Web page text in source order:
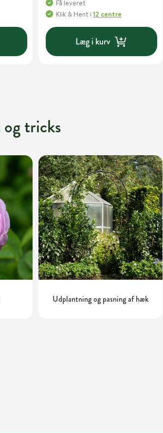
Få leveret
Klik & Hent i12 centre
Læg i kurv
tricks
Udplantning og pasning af hæk